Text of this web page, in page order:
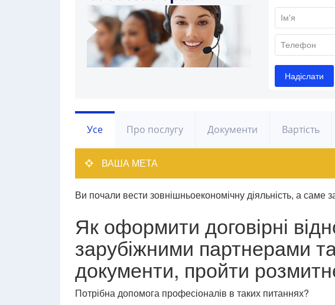
Усе Про послугу Документи Вартість
ВАША МЕТА
Ви почали вести зовнішньоекономічну діяльність, а саме
Як оформити договірні
зарубіжними партнерами
документи, пройти
Потрібна допомога професіоналів в таких питаннях?